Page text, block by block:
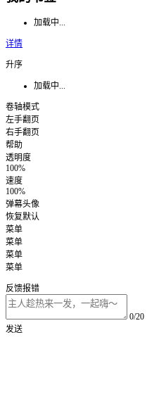
加载中...
详情
升序
加载中...
卷轴模式
左手翻页
右手翻页
帮助
透明度
100%
速度
100%
弹幕头像
恢复默认
菜单
菜单
菜单
菜单
反馈报错
0/20
发送